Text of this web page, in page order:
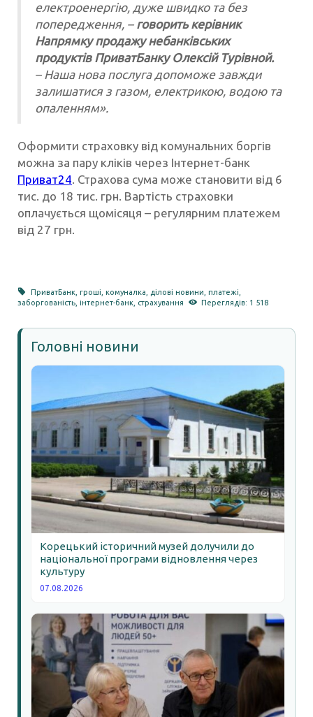
електроенергію, дуже швидко та без
попередження, – говорить керівник
Напрямку продажу небанківських
продуктів ПриватБанку Олексій Турівной.
– Наша нова послуга допоможе завжди
залишатися з газом, електрикою, водою та
опаленням».
Оформити страховку від комунальних боргів
можна за пару кліків через Інтернет-банк
Приват24. Страхова сума може становити від 6
тис. до 18 тис. грн. Вартість страховки
оплачується щомісяця – регулярним платежем
від 27 грн.
ПриватБанк ,гроші ,комуналка ділові новини ,платежі
заборгованість інтернет-банк страхування Переглядів: 1 518
Головні новини
Корецький історичний музей долучили до
національної програми відновлення через
культуру
07.08.2026